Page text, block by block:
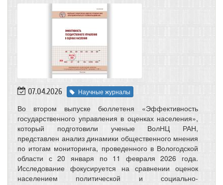
07.04.2026 Научные журналы
Во втором выпуске бюллетеня «Эффективность
государственного управления в оценках населения»,
который подготовили ученые ВолНЦ РАН,
представлен анализ динамики общественного мнения
по итогам мониторинга, проведенного в Вологодской
области с 20 января по 11 февраля 2026 года.
Исследование фокусируется на сравнении оценок
населением политической и социально-